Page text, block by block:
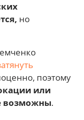
но
поэтому
или
возможны.